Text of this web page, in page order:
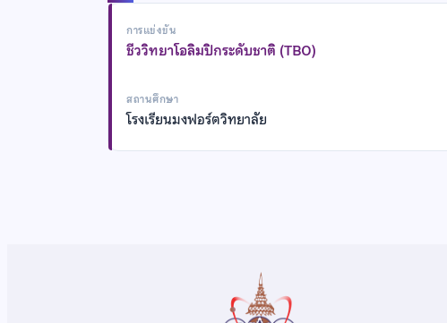
การแข่งขัน
ชีววิทยาโอลิมปิกระดับชาติ (TBO)
สถานศึกษา
โรงเรียนมงฟอร์ตวิทยาลัย